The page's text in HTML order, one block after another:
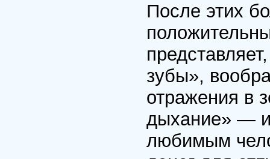
После этих
зубы»,
отражения в
дыхание» — и
любимым